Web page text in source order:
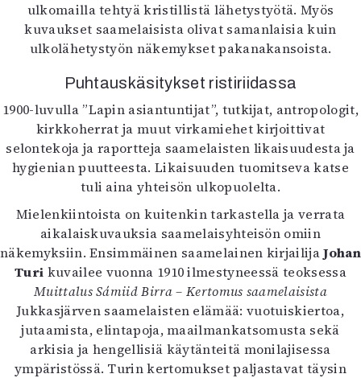
ulkomailla tehtyä kristillistä lähetystyötä. Myös
kuvaukset saamelaisista olivat samanlaisia kuin
ulkolähetystyön näkemykset pakanakansoista.
Puhtauskäsitykset ristiriidassa
1900-luvulla ”Lapin asiantuntijat”, tutkijat, antropologit,
kirkkoherrat ja muut virkamiehet kirjoittivat
selontekoja ja raportteja saamelaisten likaisuudesta ja
hygienian puutteesta. Likaisuuden tuomitseva katse
tuli aina yhteisön ulkopuolelta.
Mielenkiintoista on kuitenkin tarkastella ja verrata
aikalaiskuvauksia saamelaisyhteisön omiin
näkemyksiin. Ensimmäinen saamelainen kirjailijaJohan
Turi kuvailee vuonna 1910 ilmestyneessä teoksessa
Muittalus Sámiid Birra – Kertomus saamelaisista
Jukkasjärven saamelaisten elämää: vuotuiskiertoa,
jutaamista, elintapoja, maailmankatsomusta sekä
arkisia ja hengellisiä käytänteitä monilajisessa
ympäristössä. Turin kertomukset paljastavat täysin